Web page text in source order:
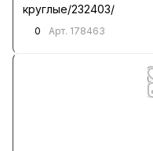
круглые/232403/
0 Арт. 178463